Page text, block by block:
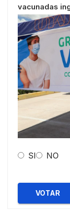
vacunadas
SI NO
VOTAR